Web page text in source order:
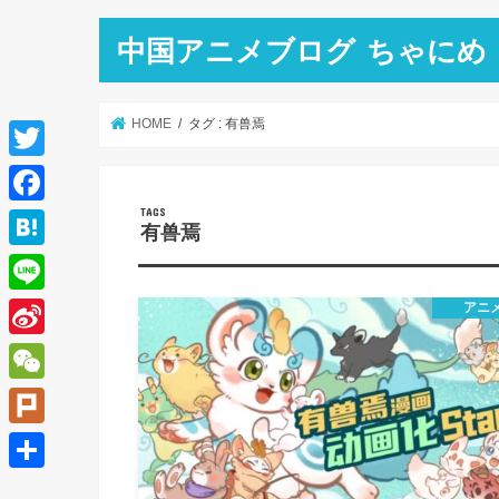
中国アニメブログ ちゃにめ
HOME タグ : 有兽焉
有兽焉
アニ
T
w
i
t
e
r
F
a
c
e
b
o
o
k
H
a
t
e
a
L
i
n
e
S
i
n
a
W
e
C
P